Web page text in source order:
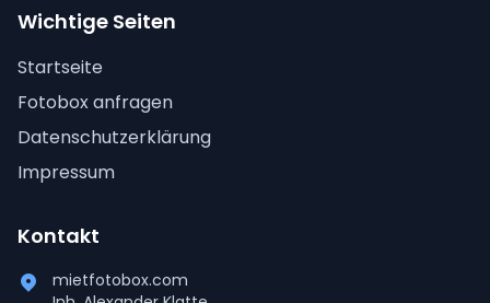
Wichtige Seiten
Startseite
Fotobox anfragen
Datenschutzerklärung
Impressum
Kontakt
mietfotobox.com